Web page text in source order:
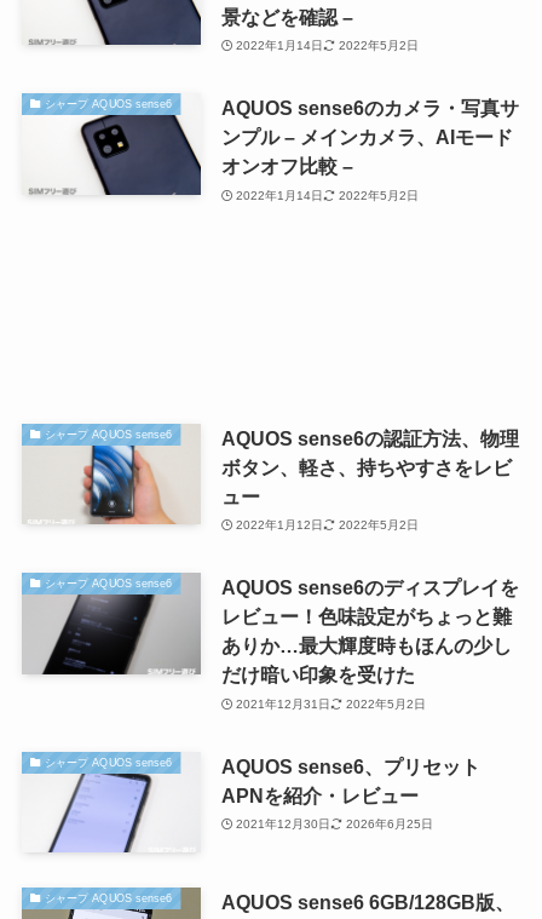
景などを確認 –
2022年1月14日 2022年5月2日
シャープ AQUOS sense6
AQUOS sense6のカメラ・写真サ
ンプル – メインカメラ、AIモード
オンオフ比較 –
2022年1月14日 2022年5月2日
シャープ AQUOS sense6
AQUOS sense6の認証方法、物理
ボタン、軽さ、持ちやすさをレビ
ュー
2022年1月12日 2022年5月2日
シャープ AQUOS sense6
AQUOS sense6のディスプレイを
レビュー！色味設定がちょっと難
ありか…最大輝度時もほんの少し
だけ暗い印象を受けた
2021年12月31日 2022年5月2日
シャープ AQUOS sense6
AQUOS sense6、プリセット
APNを紹介・レビュー
2021年12月30日 2026年6月25日
シャープ AQUOS sense6
AQUOS sense6 6GB/128GB版、